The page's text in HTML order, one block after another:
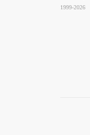
1999-2026